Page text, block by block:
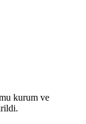
kurum ve